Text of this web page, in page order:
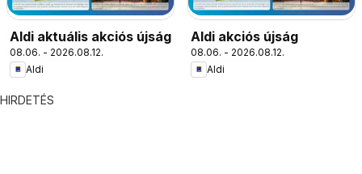
Aldi aktuális akciós újság
08.06. - 2026.08.12.
Aldi
Aldi akciós újság
08.06. - 2026.08.12.
Aldi
HIRDETÉS